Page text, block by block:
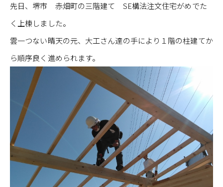
先日、堺市 赤畑町の三階建て SE構法注文住宅がめでた
く上棟しました。
雲一つない晴天の元、大工さん達の手により１階の柱建てか
ら順序良く進められます。